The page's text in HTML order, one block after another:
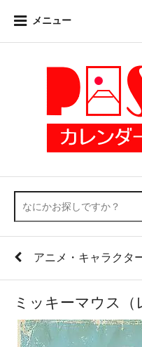
メニュー
アニメ・キャラクタ
ミッキーマウス